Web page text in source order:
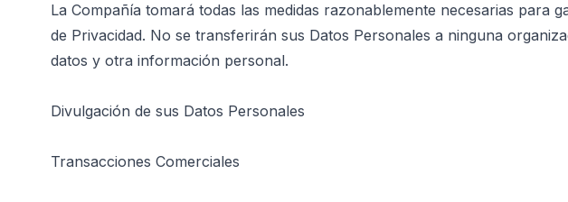
La Compañía tomará todas las medidas razonablemente necesarias
de Privacidad. No se transferirán sus Datos Personales a ninguna
datos y otra información personal.
Divulgación de sus Datos Personales
Transacciones Comerciales